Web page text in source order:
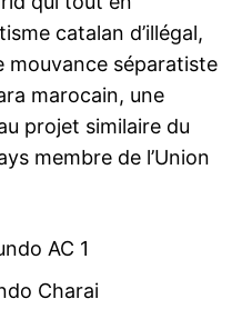
catalan d’illégal,
mouvance séparatiste
marocain, une
projet similaire du
membre de l’Union